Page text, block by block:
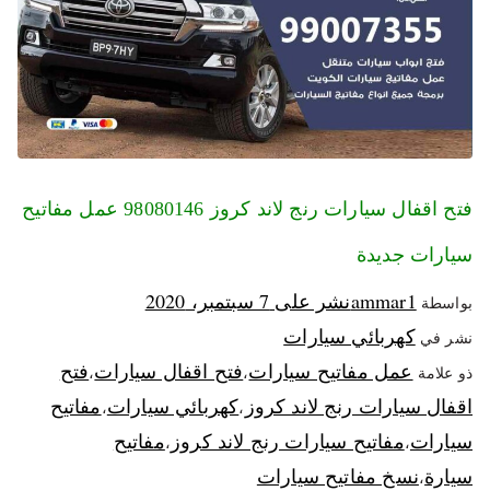
فتح اقفال سيارات رنج لاند كروز 98080146‬ عمل مفاتيح
سيارات جديدة
بواسطة ammar1نشر على 7 سبتمبر، 2020
نشر في كهربائي سيارات
ذو علامة عمل مفاتيح سيارات،فتح اقفال سيارات،فتح
اقفال سيارات رنج لاند كروز ،كهربائي سيارات،مفاتيح
سيارات،مفاتيح سيارات رنج لاند كروز ،مفاتيح
سيارة،نسخ مفاتيح سيارات